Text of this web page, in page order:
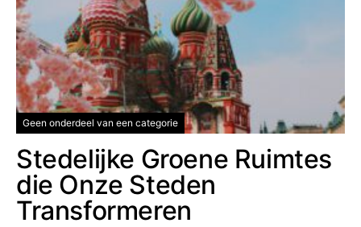
Geen onderdeel van een categorie
Stedelijke Groene Ruimtes
die Onze Steden
Transformeren